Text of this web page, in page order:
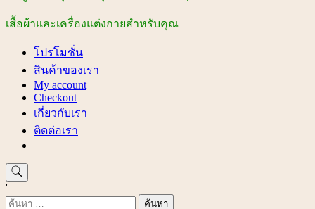
เสื้อผ้าและเครื่องแต่งกายสำหรับคุณ
โปรโมชั่น
สินค้าของเรา
My account
Checkout
เกี่ยวกับเรา
ติดต่อเรา
'
ค้นหา